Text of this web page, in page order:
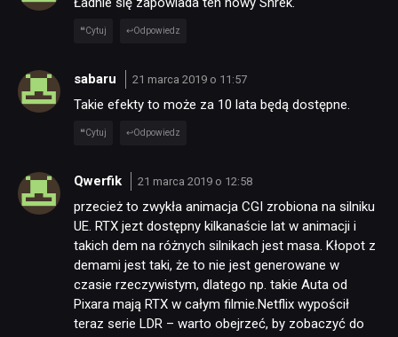
Cytuj Odpowiedz
sabaru 21 marca 2019 o 11:57
Takie efekty to może za 10 lata będą dostępne.
Cytuj Odpowiedz
Qwerfik 21 marca 2019 o 12:58
przecież to zwykła animacja CGI zrobiona na silniku
UE. RTX jezt dostępny kilkanaście lat w animacji i
takich dem na różnych silnikach jest masa. Kłopot z
demami jest taki, że to nie jest generowane w
czasie rzeczywistym, dlatego np. takie Auta od
Pixara mają RTX w całym filmie.Netflix wypościł
teraz serie LDR – warto obejrzeć, by zobaczyć do